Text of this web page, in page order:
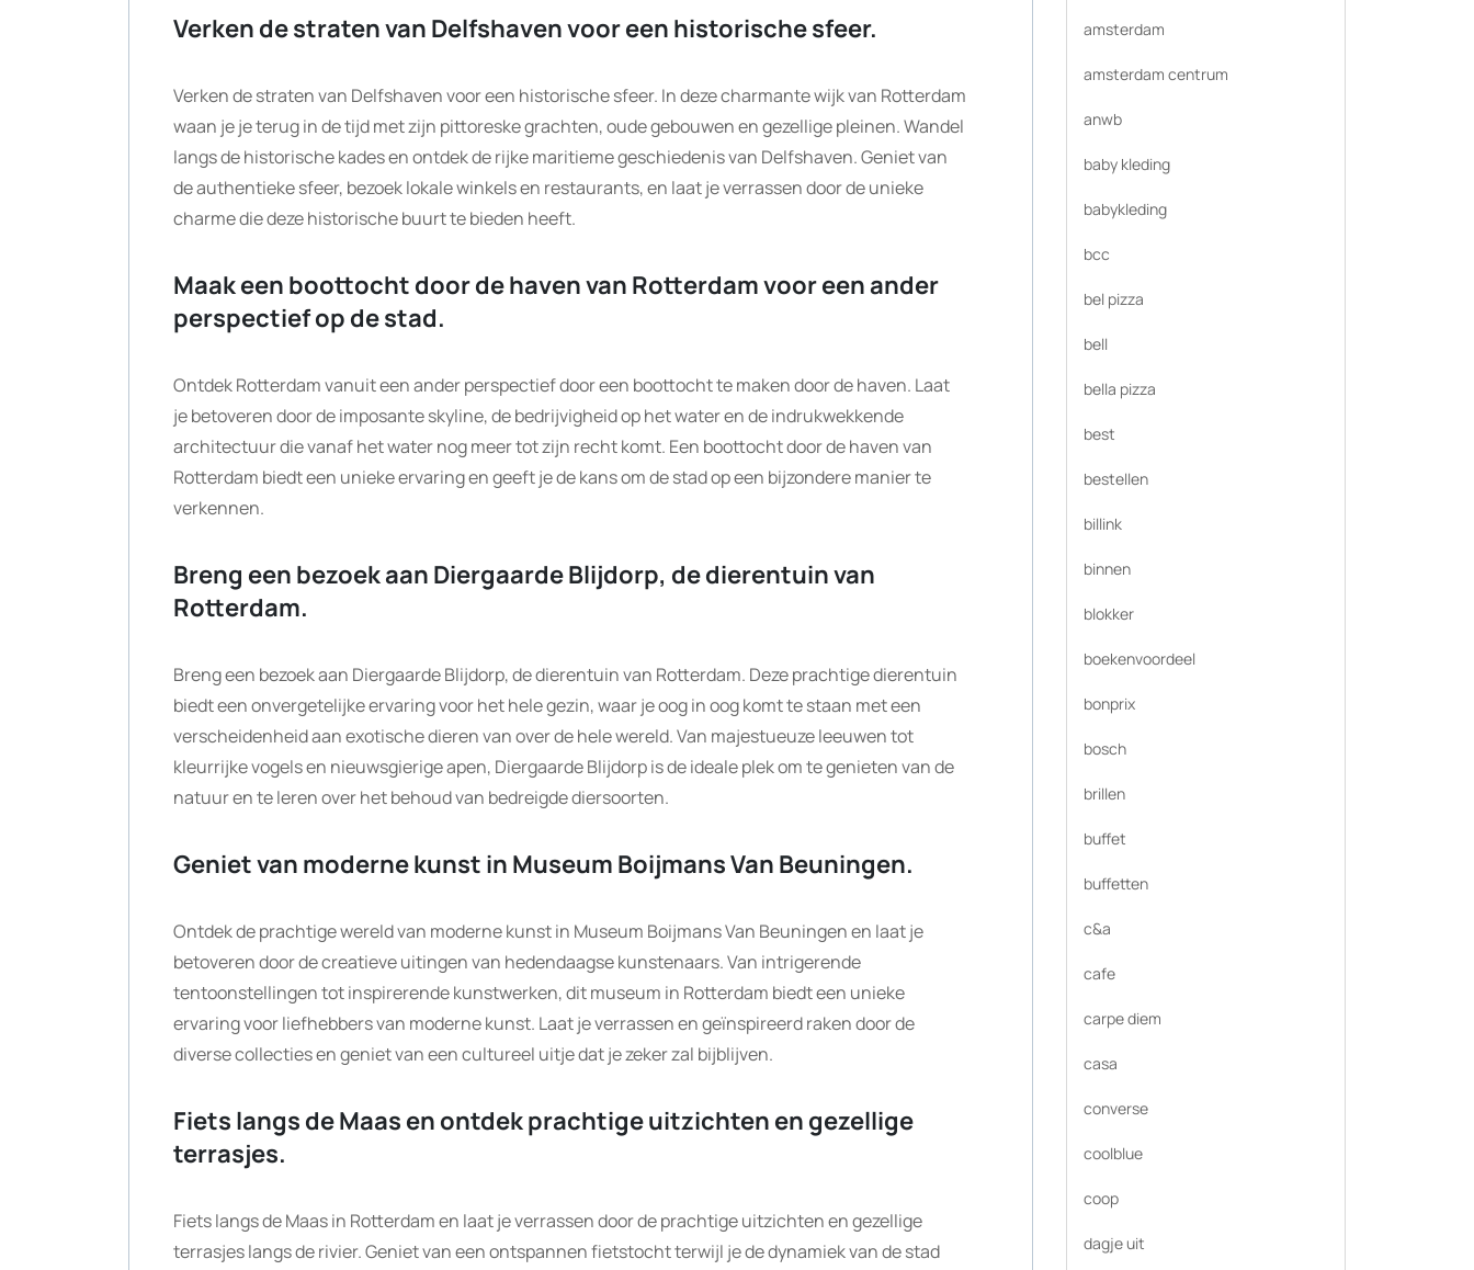
Verken de straten van Delfshaven voor een historische sfeer.
Verken de straten van Delfshaven voor een historische sfeer. In deze charmante wijk van Rotterdam
waan je je terug in de tijd met zijn pittoreske grachten, oude gebouwen en gezellige pleinen. Wandel
langs de historische kades en ontdek de rijke maritieme geschiedenis van Delfshaven. Geniet van
de authentieke sfeer, bezoek lokale winkels en restaurants, en laat je verrassen door de unieke
charme die deze historische buurt te bieden heeft.
Maak een boottocht door de haven van Rotterdam voor een ander
perspectief op de stad.
Ontdek Rotterdam vanuit een ander perspectief door een boottocht te maken door de haven. Laat
je betoveren door de imposante skyline, de bedrijvigheid op het water en de indrukwekkende
architectuur die vanaf het water nog meer tot zijn recht komt. Een boottocht door de haven van
Rotterdam biedt een unieke ervaring en geeft je de kans om de stad op een bijzondere manier te
verkennen.
Breng een bezoek aan Diergaarde Blijdorp, de dierentuin van
Rotterdam.
Breng een bezoek aan Diergaarde Blijdorp, de dierentuin van Rotterdam. Deze prachtige dierentuin
biedt een onvergetelijke ervaring voor het hele gezin, waar je oog in oog komt te staan met een
verscheidenheid aan exotische dieren van over de hele wereld. Van majestueuze leeuwen tot
kleurrijke vogels en nieuwsgierige apen, Diergaarde Blijdorp is de ideale plek om te genieten van de
natuur en te leren over het behoud van bedreigde diersoorten.
Geniet van moderne kunst in Museum Boijmans Van Beuningen.
Ontdek de prachtige wereld van moderne kunst in Museum Boijmans Van Beuningen en laat je
betoveren door de creatieve uitingen van hedendaagse kunstenaars. Van intrigerende
tentoonstellingen tot inspirerende kunstwerken, dit museum in Rotterdam biedt een unieke
ervaring voor liefhebbers van moderne kunst. Laat je verrassen en geïnspireerd raken door de
diverse collecties en geniet van een cultureel uitje dat je zeker zal bijblijven.
Fiets langs de Maas en ontdek prachtige uitzichten en gezellige
terrasjes.
Fiets langs de Maas in Rotterdam en laat je verrassen door de prachtige uitzichten en gezellige
terrasjes langs de rivier. Geniet van een ontspannen fietstocht terwijl je de dynamiek van de stad
amsterdam
amsterdam centrum
anwb
baby kleding
babykleding
bcc
bel pizza
bell
bella pizza
best
bestellen
billink
binnen
blokker
boekenvoordeel
bonprix
bosch
brillen
buffet
buffetten
c&a
cafe
carpe diem
casa
converse
coolblue
coop
dagje uit